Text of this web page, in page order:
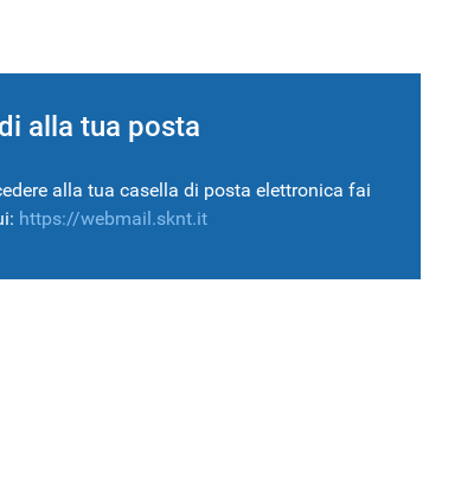
alla tua posta
alla tua casella di posta elettronica fai
https://webmail.sknt.it